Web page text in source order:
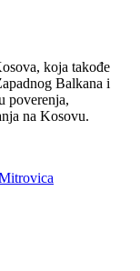
koja takođe
Balkana i
poverenja,
na Kosovu.